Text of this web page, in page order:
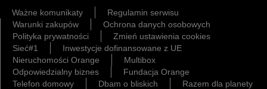
Ważne komunikaty
Regulamin serwisu
Warunki zakupów
Ochrona danych osobowych
Polityka prywatności
Zmień ustawienia cookies
Sieć#1
Inwestycje dofinansowane z UE
Nieruchomości Orange
Multibox
Odpowiedzialny biznes
Fundacja Orange
Telefon domowy
Dbam o bliskich Razem dla planety